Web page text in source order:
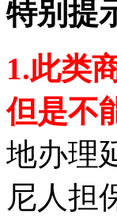
特别提
1.此类
但是不
地办理
尼人担